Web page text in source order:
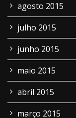
agosto 2015
julho 2015
junho 2015
maio 2015
abril 2015
março 2015